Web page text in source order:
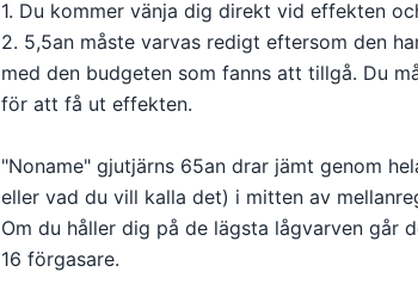
1. Du kommer vänja dig direkt vid effekten
2. 5,5an måste varvas redigt eftersom den
med den budgeten som fanns att tillgå. Du
för att få ut effekten.
"Noname" gjutjärns 65an drar jämt genom
eller vad du vill kalla det) i mitten av
Om du håller dig på de lägsta lågvarven går
16 förgasare.